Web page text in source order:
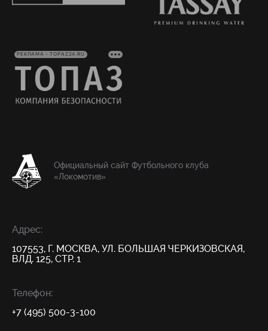
РЕКЛАМА • TOPAZ24.RU
Официальный сайт Футбольного клуба
«Локомотив»
Адрес:
107553, Г. МОСКВА, УЛ. БОЛЬШАЯ ЧЕРКИЗОВСКАЯ,
ВЛД. 125, СТР. 1
Телефон:
+7 (495) 500-3-100